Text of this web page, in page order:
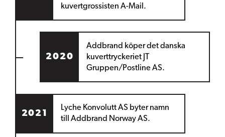
kuvertgrossisten A-Mail.
2020
Addbrand köperdet danska
kuverttryckeriet JT
Gruppen/Postline AS.
2021
Lyche Konvolutt AS byter namn
till Addbrand Norway AS.